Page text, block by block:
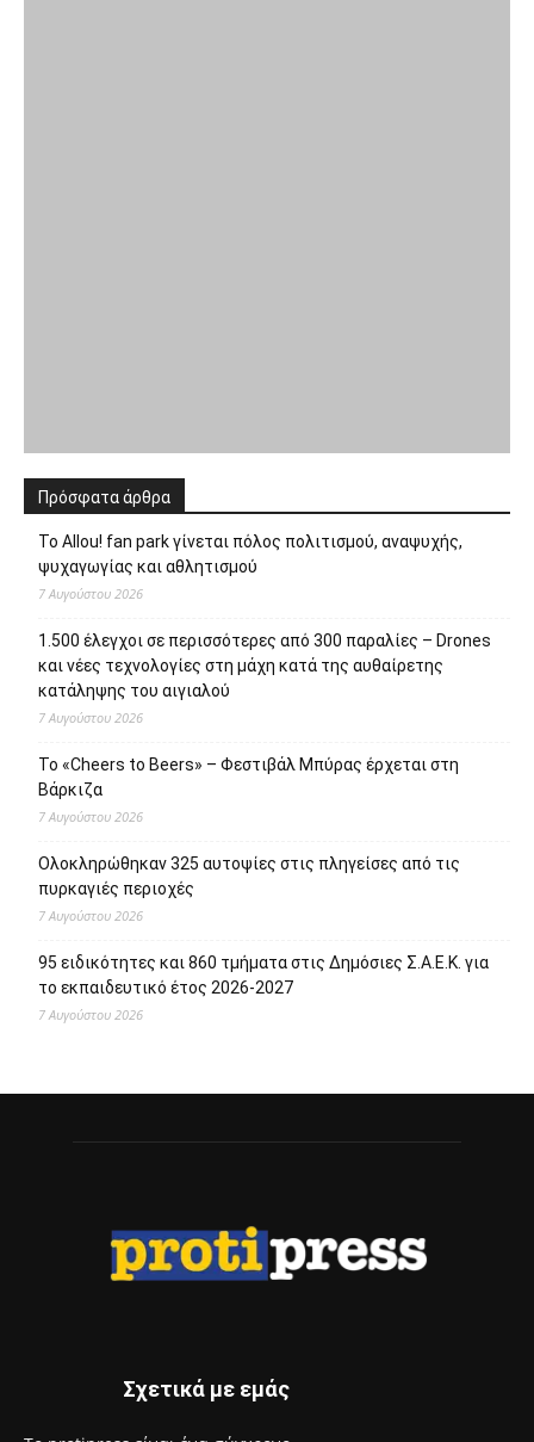
7 Αυγούστου 2026
1.500 έλεγχοι σε περισσότερες από 300 παραλίες – Drones
κατάληψης του αιγιαλού
7 Αυγούστου 2026
Βάρκιζα
7 Αυγούστου 2026
Ολοκληρώθηκαν 325 αυτοψίες στις πληγείσες από τις
7 Αυγούστου 2026
95 ειδικότητες και 860 τμήματα στις Δημόσιες Σ.Α.Ε.Κ. για
7 Αυγούστου 2026
Σχετικά με εμάς
των πολιτών. Θα ενημερώνει με συνεχή ροή
οικονομίας, κοινωνίας, διεθνή, υγείας,